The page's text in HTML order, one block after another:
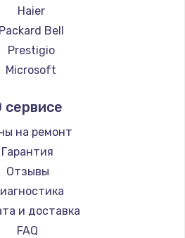
ноутбуков Hiper
ноутбуков Evga
ноутбуков Google
ноутбуков Echips
Predator
ноутбуков iru
Machenike
ноутбуков DEXP
ноутбуков Teclast
ноутбуков CHUWI
ноутбуков Colorful
Haier
Packard Bell
Prestigio
Microsoft
Aquarius
Gigabyte
Aorus
Maibenben
Getac
Epson
Philips
сервисе
на ремонт
Гарантия
Отзывы
и доставка
FAQ